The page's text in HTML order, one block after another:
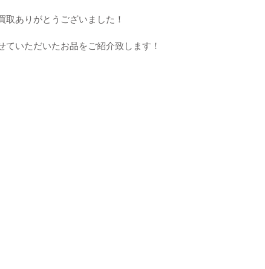
取ありがとうございました！
ていただいたお品をご紹介致します！